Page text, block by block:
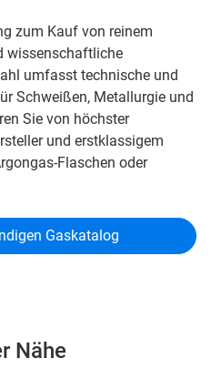
zum Kauf von reinem
wissenschaftliche
umfasst technische und
Schweißen, Metallurgie und
Sie von höchster
und erstklassigem
Flaschen oder
Gaskatalog
Nähe